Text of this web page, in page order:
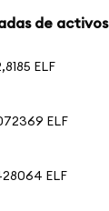
de activos
ELF
ELF
ELF